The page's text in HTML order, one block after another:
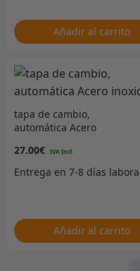
Añadir al carrito
tapa de cambio,
automática Acero
27.00€
Añadir al carrito